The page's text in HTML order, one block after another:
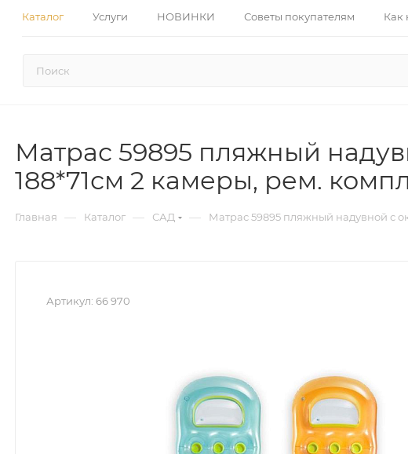
Каталог Услуги НОВИНКИ Советы покупателям Как
Матрас 59895 пляжный
188*71см 2 камеры, рем.
Главная — Каталог — САД — Матрас 59895 пляжный надувной с
Артикул: 66 970